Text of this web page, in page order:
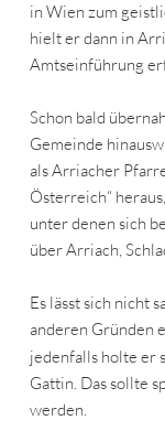
in Wien zum
hielt er dann in
Amtseinführung
Schon bald
Gemeinde
als Arriacher
Österreich“
unter denen sich
über Arriach,
Es lässt sich nicht
anderen Gründen
jedenfalls holte er
Gattin. Das sollte
werden.